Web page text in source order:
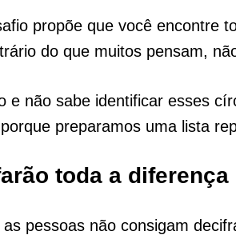
propõe que você encontre
do que muitos pensam,
e não sabe identificar esses
preparamos uma lista
toda a diferença
pessoas não consigam